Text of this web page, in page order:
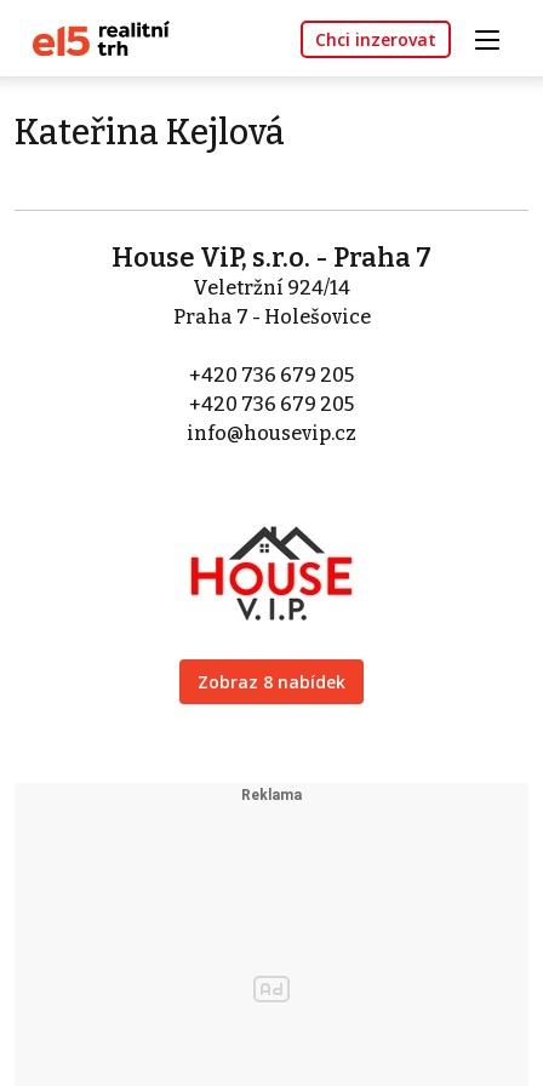
Chci inzerovat
Kateřina Kejlová
House ViP, s.r.o. - Praha 7
Veletržní 924/14
Praha 7 - Holešovice
+420 736 679 205
+420 736 679 205
info@housevip.cz
Zobraz 8 nabídek